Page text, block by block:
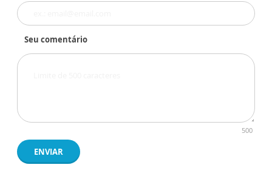
Seu comentário
500
ENVIAR